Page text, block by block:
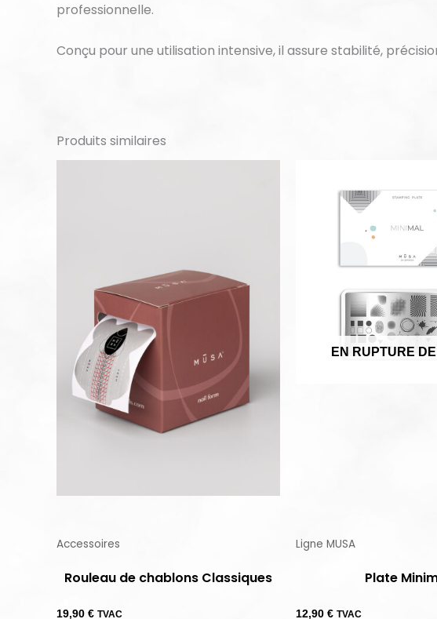
professionnelle.
Conçu pour une utilisation intensive, il assure stabilité,
Produits similaires
Accessoires
Rouleau de chablons Classiques
19,90 € TVAC
EN RUPTURE
Ligne MUSA
Plate
12,90 € TVAC